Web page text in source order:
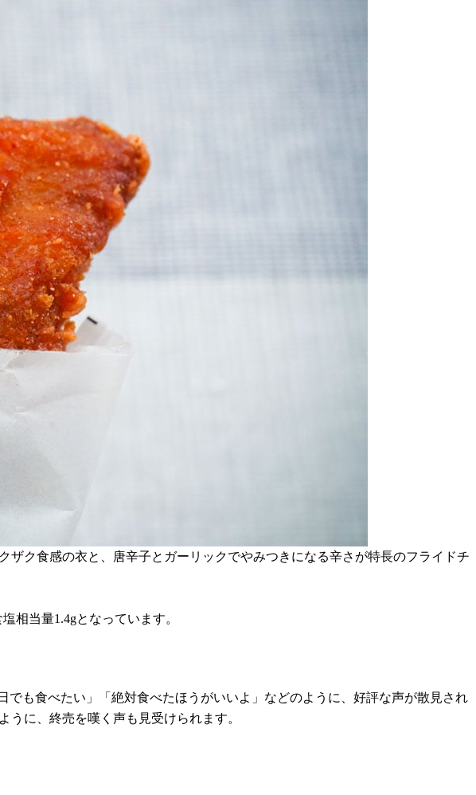
ザク食感の衣と、唐辛子とガーリックでやみつきになる辛さが特長のフライドチ
相当量1.4gとなっています。
でも食べたい」「絶対食べたほうがいいよ」などのように、好評な声が散見され
に、終売を嘆く声も見受けられます。